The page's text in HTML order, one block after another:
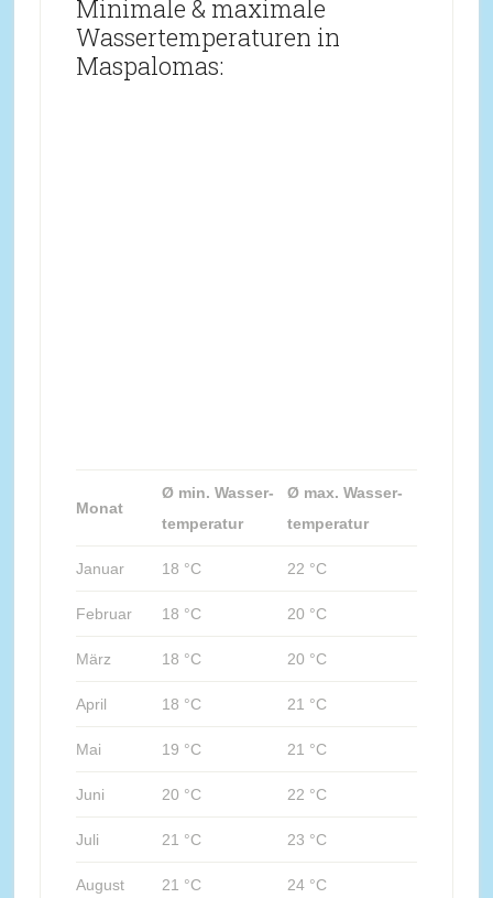
Minimale & maximale
Wassertemperaturen in
Maspalomas:
Monat
Ø min. Wasser-
temperatur
Ø max. Wasser-
temperatur
Januar 18 °C 22 °C
Februar 18 °C 20 °C
März 18 °C 20 °C
April 18 °C 21 °C
Mai 19 °C 21 °C
Juni 20 °C 22 °C
Juli 21 °C 23 °C
August 21 °C 24 °C